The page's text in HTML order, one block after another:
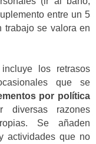
entre un 5
trabajo se valora en
incluye los retrasos
que se
por política
razones
Se añaden
actividades que no